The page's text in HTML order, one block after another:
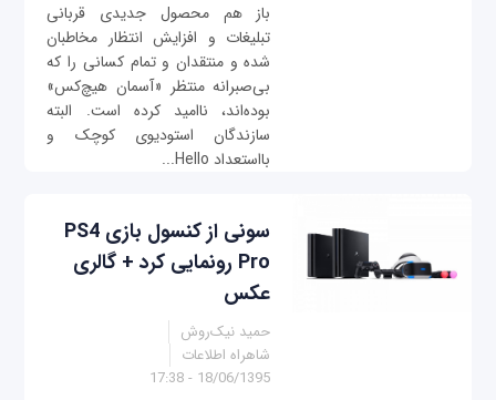
باز هم محصول جدیدی قربانی
تبلیغات و افزایش انتظار مخاطبان
شده و منتقدان و تمام کسانی را که
بی‌صبرانه منتظر «آسمان هیچ‌کس»
بوده‌اند، ناامید کرده است. البته
سازندگان استودیوی کوچک و
بااستعداد Hello...
سونی از کنسول بازی PS4
Pro رونمایی کرد + گالری
عکس
حمید نیک‌روش
شاهراه اطلاعات
18/06/1395 - 17:38